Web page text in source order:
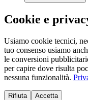
Cookie e
Usiamo cookie tecnici,
tuo consenso usiamo
le conversioni
per capire dove risulta
nessuna funzionalità.
Rifiuta Accetta